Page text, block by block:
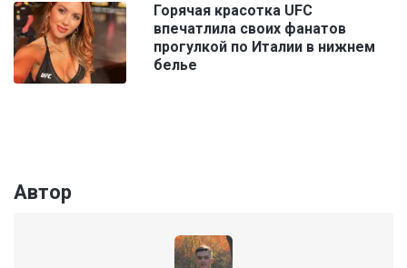
Горячая красотка UFC
впечатлила своих фанатов
прогулкой по Италии в нижнем
белье
Автор